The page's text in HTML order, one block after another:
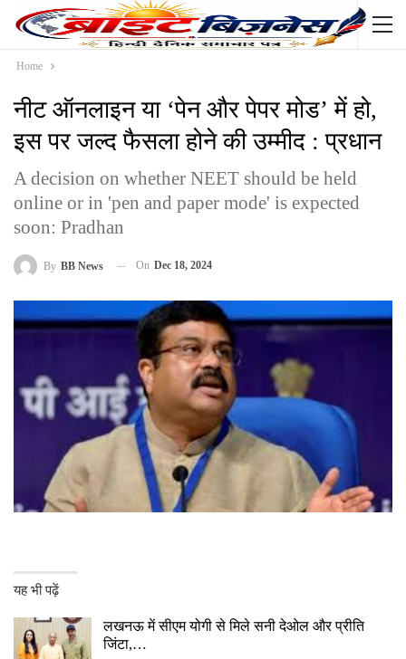
Home
नीट ऑनलाइन या ‘पेन और पेपर मोड’ में हो,
इस पर जल्द फैसला होने की उम्मीद : प्रधान
A decision on whether NEET should be held
online or in 'pen and paper mode' is expected
soon: Pradhan
By BB News On Dec 18, 2024
यह भी पढ़ें
लखनऊ में सीएम योगी से मिले सनी देओल और प्रीति
जिंटा,…